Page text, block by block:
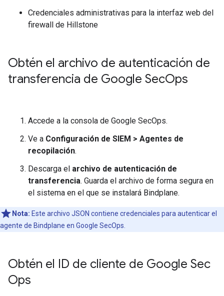
Credenciales administrativas para la interfaz web del
firewall de Hillstone
Obtén el archivo de autenticación de
transferencia de Google SecOps
Accede a la consola de Google SecOps.
Ve a Configuración de SIEM > Agentes de
recopilación.
Descarga el archivo de autenticación de
transferencia. Guarda el archivo de forma segura en
el sistema en el que se instalará Bindplane.
Nota: Este archivo JSON contiene credenciales para autenticar el
agente de Bindplane en Google SecOps.
Obtén el ID de cliente de Google Sec
Ops